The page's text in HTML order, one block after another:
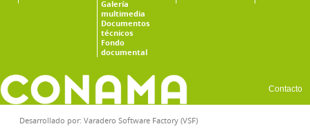
Galería
multimedia
Documentos
técnicos
Fondo
documental
Contacto
Desarrollado por: Varadero Software Factory (VSF)